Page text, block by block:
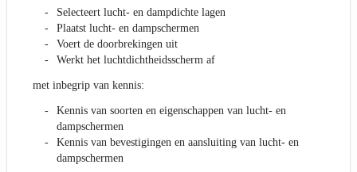
Selecteert lucht- en dampdichte lagen
Plaatst lucht- en dampschermen
Voert de doorbrekingen uit
Werkt het luchtdichtheidsscherm af
met inbegrip van kennis:
Kennis van soorten en eigenschappen van lucht- en
dampschermen
Kennis van bevestigingen en aansluiting van lucht- en
dampschermen